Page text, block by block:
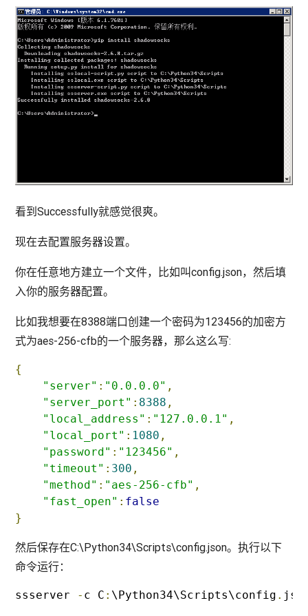
看到Successfully就感觉很爽。
现在去配置服务器设置。
你在任意地方建立一个文件，比如叫config.json，然后填
入你的服务器配置。
比如我想要在8388端口创建一个密码为123456的加密方
式为aes-256-cfb的一个服务器，那么这么写:
{
"server" : "0.0.0.0" ,
"server_port" : 8388 ,
"local_address" : "127.0.0.1" ,
"local_port" : 1080 ,
"password" : "123456" ,
"timeout" : 300 ,
"method" : "aes-256-cfb" ,
"fast_open" : false
}
然后保存在C:\Python34\Scripts\config.json。执行以下
命令运行：
ssserver - c C : \Python34\Scripts\config .